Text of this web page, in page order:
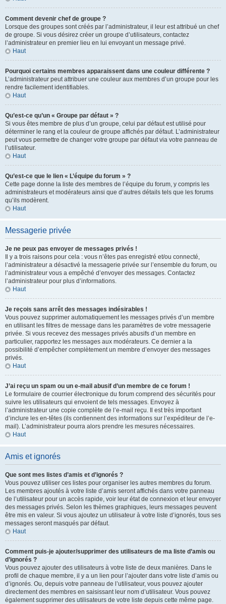
Comment devenir chef de groupe ?
Lorsque des groupes sont créés par l’administrateur, il leur est attribué un chef
de groupe. Si vous désirez créer un groupe d’utilisateurs, contactez
l’administrateur en premier lieu en lui envoyant un message privé.
Haut
Pourquoi certains membres apparaissent dans une couleur différente ?
L’administrateur peut attribuer une couleur aux membres d’un groupe pour les
rendre facilement identifiables.
Haut
Qu’est-ce qu’un « Groupe par défaut » ?
Si vous êtes membre de plus d’un groupe, celui par défaut est utilisé pour
déterminer le rang et la couleur de groupe affichés par défaut. L’administrateur
peut vous permettre de changer votre groupe par défaut via votre panneau de
l’utilisateur.
Haut
Qu’est-ce que le lien « L’équipe du forum » ?
Cette page donne la liste des membres de l’équipe du forum, y compris les
administrateurs et modérateurs ainsi que d’autres détails tels que les forums
qu’ils modèrent.
Haut
Messagerie privée
Je ne peux pas envoyer de messages privés !
Il y a trois raisons pour cela : vous n’êtes pas enregistré et/ou connecté,
l’administrateur a désactivé la messagerie privée sur l’ensemble du forum, ou
l’administrateur vous a empêché d’envoyer des messages. Contactez
l’administrateur pour plus d’informations.
Haut
Je reçois sans arrêt des messages indésirables !
Vous pouvez supprimer automatiquement les messages privés d’un membre
en utilisant les filtres de message dans les paramètres de votre messagerie
privée. Si vous recevez des messages privés abusifs d’un membre en
particulier, rapportez les messages aux modérateurs. Ce dernier a la
possibilité d’empêcher complètement un membre d’envoyer des messages
privés.
Haut
J’ai reçu un spam ou un e-mail abusif d’un membre de ce forum !
Le formulaire de courrier électronique du forum comprend des sécurités pour
suivre les utilisateurs qui envoient de tels messages. Envoyez à
l’administrateur une copie complète de l’e-mail reçu. Il est très important
d’inclure les en-têtes (ils contiennent des informations sur l’expéditeur de l’e-
mail). L’administrateur pourra alors prendre les mesures nécessaires.
Haut
Amis et ignorés
Que sont mes listes d’amis et d’ignorés ?
Vous pouvez utiliser ces listes pour organiser les autres membres du forum.
Les membres ajoutés à votre liste d’amis seront affichés dans votre panneau
de l’utilisateur pour un accès rapide, voir leur état de connexion et leur envoyer
des messages privés. Selon les thèmes graphiques, leurs messages peuvent
être mis en valeur. Si vous ajoutez un utilisateur à votre liste d’ignorés, tous ses
messages seront masqués par défaut.
Haut
Comment puis-je ajouter/supprimer des utilisateurs de ma liste d’amis ou
d’ignorés ?
Vous pouvez ajouter des utilisateurs à votre liste de deux manières. Dans le
profil de chaque membre, il y a un lien pour l’ajouter dans votre liste d’amis ou
d’ignorés. Ou, depuis votre panneau de l’utilisateur, vous pouvez ajouter
directement des membres en saisissant leur nom d’utilisateur. Vous pouvez
également supprimer des utilisateurs de votre liste depuis cette même page.